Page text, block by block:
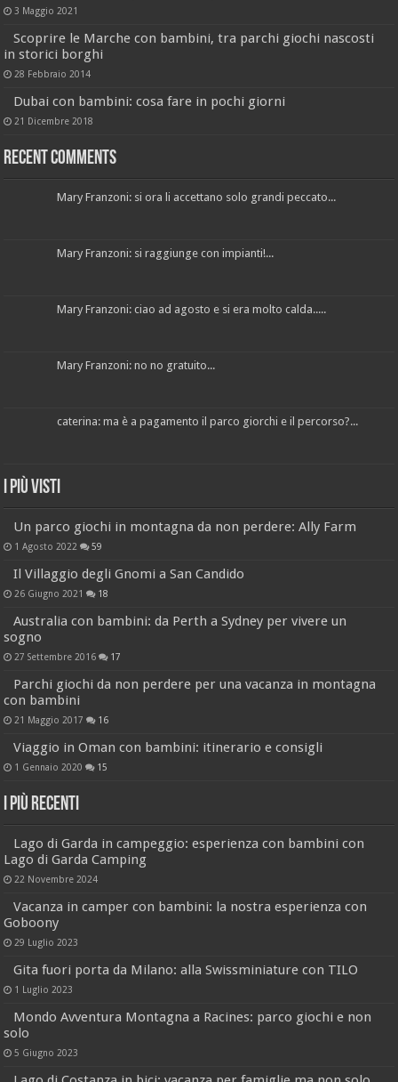
3 Maggio 2021
Scoprire le Marche con bambini, tra parchi giochi nascosti
in storici borghi
28 Febbraio 2014
Dubai con bambini: cosa fare in pochi giorni
21 Dicembre 2018
Recent Comments
Mary Franzoni: si ora li accettano solo grandi peccato...
Mary Franzoni: si raggiunge con impianti!...
Mary Franzoni: ciao ad agosto e si era molto calda.....
Mary Franzoni: no no gratuito...
caterina: ma è a pagamento il parco giorchi e il percorso?...
I più visti
Un parco giochi in montagna da non perdere: Ally Farm
1 Agosto 2022 59
Il Villaggio degli Gnomi a San Candido
26 Giugno 2021 18
Australia con bambini: da Perth a Sydney per vivere un
sogno
27 Settembre 2016 17
Parchi giochi da non perdere per una vacanza in montagna
con bambini
21 Maggio 2017 16
Viaggio in Oman con bambini: itinerario e consigli
1 Gennaio 2020 15
I più recenti
Lago di Garda in campeggio: esperienza con bambini con
Lago di Garda Camping
22 Novembre 2024
Vacanza in camper con bambini: la nostra esperienza con
Goboony
29 Luglio 2023
Gita fuori porta da Milano: alla Swissminiature con TILO
1 Luglio 2023
Mondo Avventura Montagna a Racines: parco giochi e non
solo
5 Giugno 2023